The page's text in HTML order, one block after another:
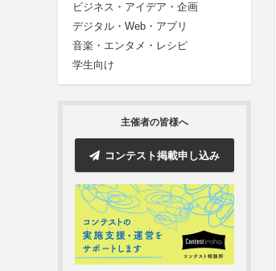
ビジネス・アイデア・企画
デジタル・Web・アプリ
音楽・エンタメ・レシピ
学生向け
主催者の皆様へ
コンテスト掲載申し込み